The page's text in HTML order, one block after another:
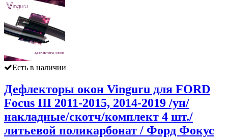
Есть в наличии
Дефлекторы окон Vinguru для FORD
Focus III 2011-2015, 2014-2019 /ун/
накладные/скотч/комплект 4 шт./
литьевой поликарбонат / Форд Фокус